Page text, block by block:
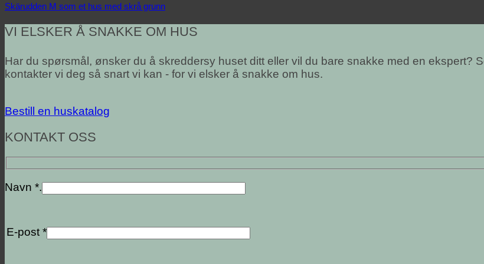
Skärudden M som et hus med skrå grunn
VI ELSKER Å SNAKKE OM HUS
Har du spørsmål, ønsker du å skreddersy huset ditt eller vil du bare snakke med en ekspert?
kontakter vi deg så snart vi kan - for vi elsker å snakke om hus.
Bestill en huskatalog
KONTAKT OSS
Navn *.
E-post *